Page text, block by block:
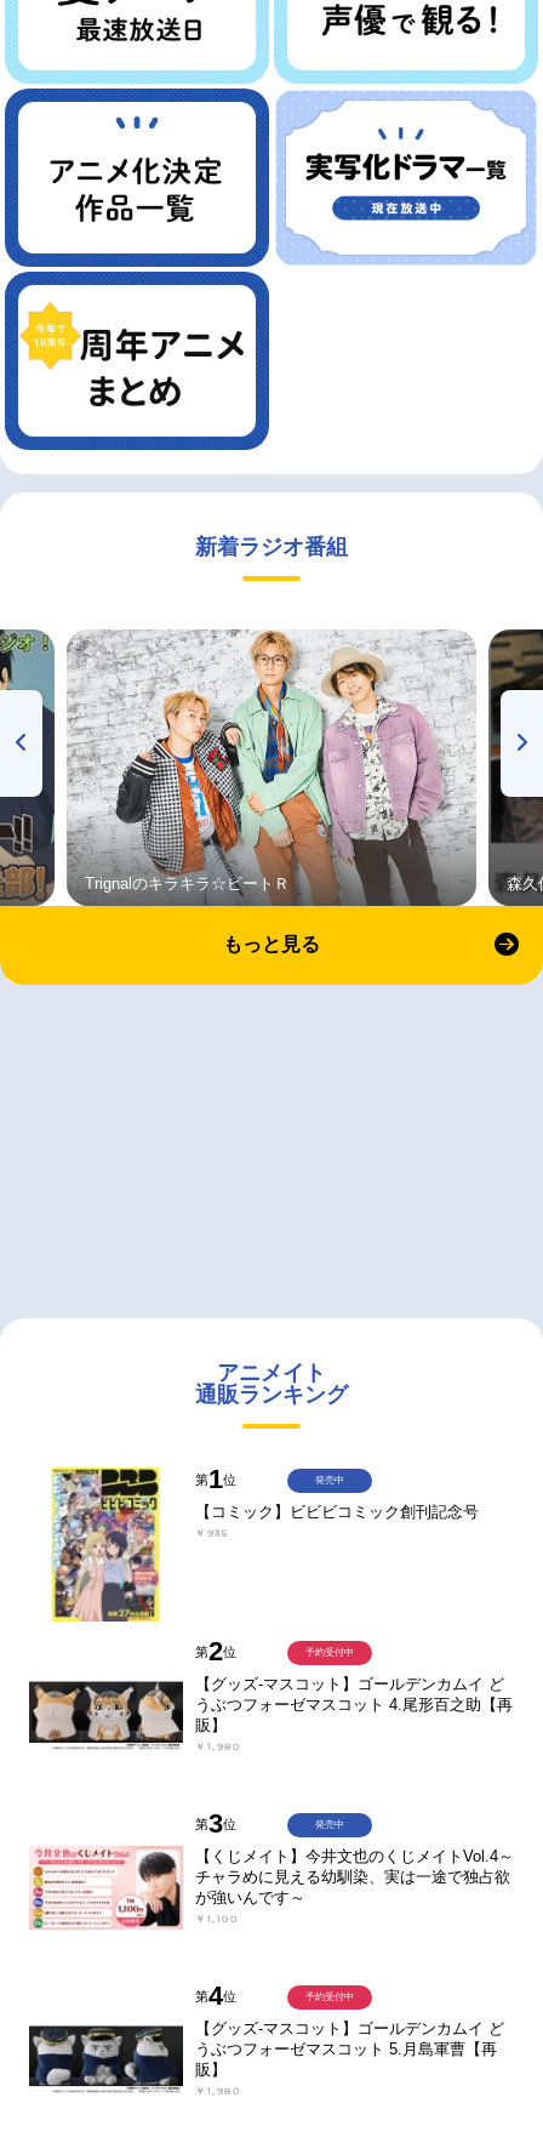
新着ラジオ番組
Trignalのキラキラ☆ビートＲ 森久
もっと見る
アニメイト
通販ランキング
第1位
【コミック】ビビビコミック創刊記念号
￥935
発売中
第2位
【グッズ-マスコット】ゴールデンカムイ ど
うぶつフォーゼマスコット 4.尾形百之助【再
販】
￥1,980
予約受付中
第3位
【くじメイト】今井文也のくじメイトVol.4～
チャラめに見える幼馴染、実は一途で独占欲
が強いんです～
￥1,100
発売中
第4位
【グッズ-マスコット】ゴールデンカムイ ど
うぶつフォーゼマスコット 5.月島軍曹【再
販】
￥1,980
予約受付中